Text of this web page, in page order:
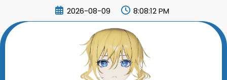
ン
ツ
2026-08-09 8:08:15 PM